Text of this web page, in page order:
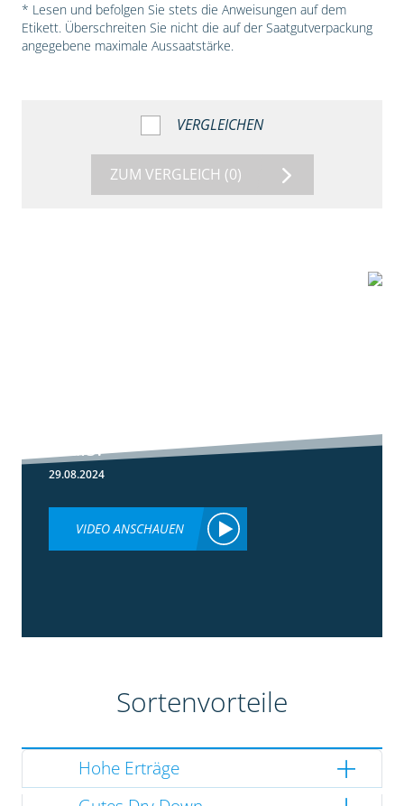
* Lesen und befolgen Sie stets die Anweisungen auf dem
Etikett. Überschreiten Sie nicht die auf der Saatgutverpackung
angegebene maximale Aussaatstärke.
VERGLEICHEN
ZUM VERGLEICH (0)
Mais?
29.08.2024
VIDEO ANSCHAUEN
Sortenvorteile
Hohe Erträge